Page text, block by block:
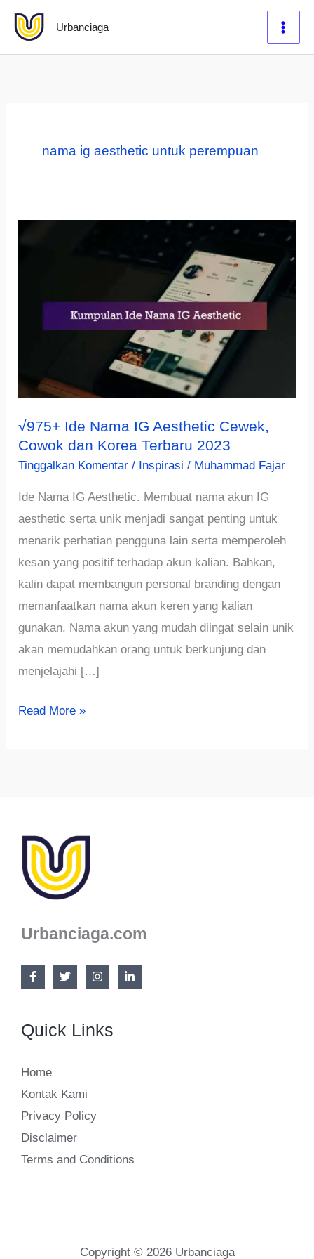
Lewati
konten
Urbanciaga
nama ig aesthetic untuk perempuan
√975+ Ide Nama IG Aesthetic Cewek,
Cowok dan Korea Terbaru 2023
Tinggalkan Komentar / Inspirasi / Muhammad Fajar
Ide Nama IG Aesthetic. Membuat nama akun IG
aesthetic serta unik menjadi sangat penting untuk
menarik perhatian pengguna lain serta memperoleh
kesan yang positif terhadap akun kalian. Bahkan,
kalin dapat membangun personal branding dengan
memanfaatkan nama akun keren yang kalian
gunakan. Nama akun yang mudah diingat selain unik
akan memudahkan orang untuk berkunjung dan
menjelajahi […]
√975+
Aesthetic
Cowok
Korea
2023
Read More »
Urbanciaga.com
Quick Links
Home
Kontak Kami
Privacy Policy
Disclaimer
Terms and Conditions
Copyright © 2026 Urbanciaga